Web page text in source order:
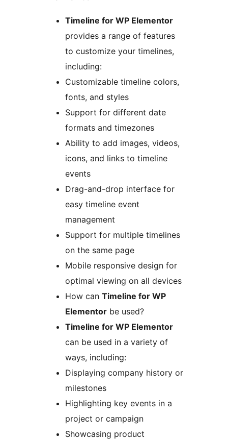
Timeline for WP Elementor
provides a range of features
to customize your timelines,
including:
Customizable timeline colors,
fonts, and styles
Support for different date
formats and timezones
Ability to add images, videos,
icons, and links to timeline
events
Drag-and-drop interface for
easy timeline event
management
Support for multiple timelines
on the same page
Mobile responsive design for
optimal viewing on all devices
How can Timeline for WP
Elementor be used?
Timeline for WP Elementor
can be used in a variety of
ways, including:
Displaying company history or
milestones
Highlighting key events in a
project or campaign
Showcasing product